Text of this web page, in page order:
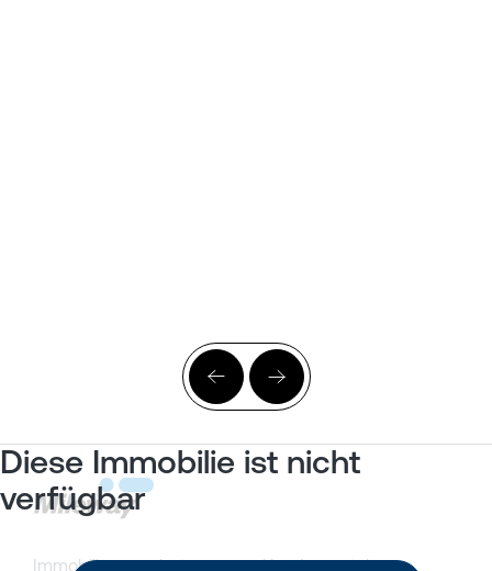
Diese Immobilie ist nicht
verfügbar
Immobilienangebote Kundenportal